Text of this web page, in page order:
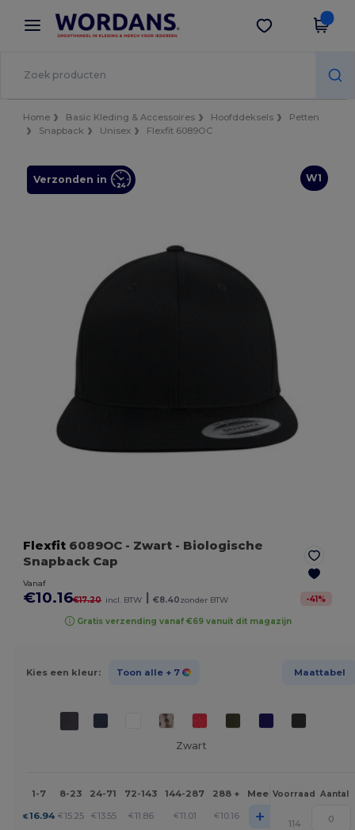
× Wordans-app
Betere prijzen in de app!
Download app
Home Basic Kleding & Accessoires Hoofddeksels
Petten
Snapback
Unisex Flexfit 6089OC
W1
Verzonden in
Flexfit 6089OC - Zwart - Biologische
Snapback Cap
Vanaf
€10.16€17.20 incl. BTW | €8.40zonder BTW -41%
Gratis verzending vanaf €69 vanuit dit magazijn
Kies een kleur: Toon alle + 7 Maattabel
Zwart
1-7 8-23 24-71 72-143 144-287 288 + MeerVoorraad Aantal
€16.94 € 15.25 €13.55 € 11.86 € 11.01 €10.16 + 114